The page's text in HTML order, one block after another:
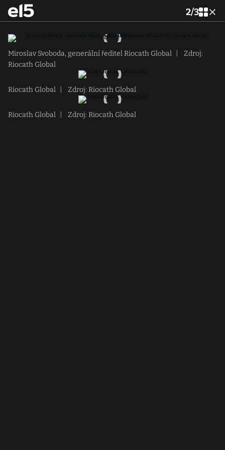
2/3
Miroslav Svoboda, generální ředitel Riocath Global
Zdroj:
Riocath Global
Riocath Global Zdroj: Riocath Global
Riocath Global Zdroj: Riocath Global